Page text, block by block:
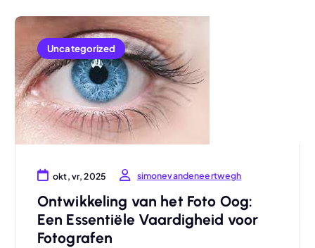
Uncategorized
okt, vr, 2025 simonevandeneertwegh
Ontwikkeling van het Foto Oog:
Een Essentiële Vaardigheid voor
Fotografen